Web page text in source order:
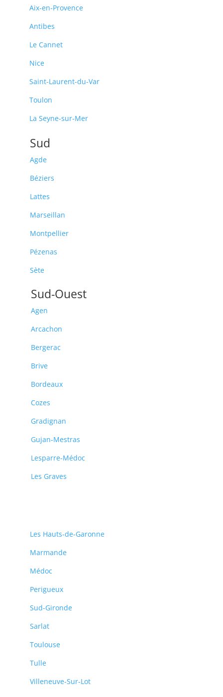
Aix-en-Provence
Antibes
Le Cannet
Nice
Saint-Laurent-du-Var
Toulon
La Seyne-sur-Mer
Sud
Agde
Béziers
Lattes
Marseillan
Montpellier
Pézenas
Sète
Sud-Ouest
Agen
Arcachon
Bergerac
Brive
Bordeaux
Cozes
Gradignan
Gujan-Mestras
Lesparre-Médoc
Les Graves
Les Hauts-de-Garonne
Marmande
Médoc
Perigueux
Sud-Gironde
Sarlat
Toulouse
Tulle
Villeneuve-Sur-Lot